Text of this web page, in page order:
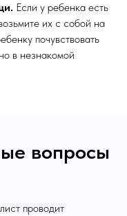
Если у ребенка есть
их с собой на
почувствовать
в незнакомой
вопросы
проводит